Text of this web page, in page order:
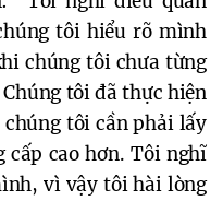
tôi hiểu rõ mình
chúng tôi chưa từng
tôi đã thực hiện
tôi cần phải lấy
cấp cao hơn. Tôi nghĩ
vì vậy tôi hài lòng